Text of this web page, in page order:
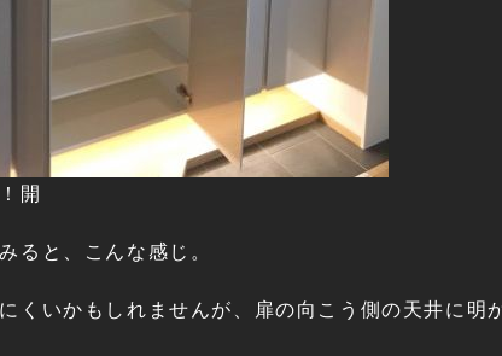
開
ると、こんな感じ。
くいかもしれませんが、扉の向こう側の天井に明